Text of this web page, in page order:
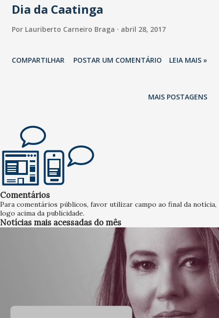
Dia da Caatinga
Por Lauriberto Carneiro Braga abril 28, 2017
COMPARTILHAR POSTAR UM COMENTÁRIO LEIA MAIS »
MAIS POSTAGENS
Comentários
Para comentários públicos, favor utilizar campo ao final da notícia,
logo acima da publicidade.
Notícias mais acessadas do mês